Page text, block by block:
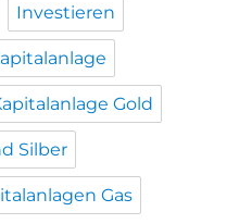
Investieren
Gold
Silber
Gas